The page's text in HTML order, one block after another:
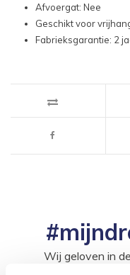
Afvoergat: Nee
Geschikt voor
Fabrieksgarantie: 2
Wij geloven in
badkamer op